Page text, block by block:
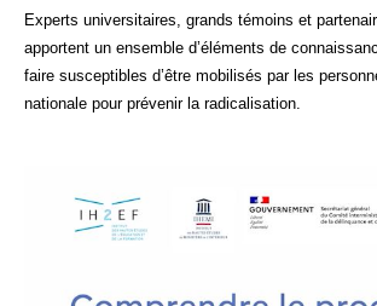
Experts universitaires, grands témoins et
apportent un ensemble d’éléments de
faire susceptibles d’être mobilisés par les
nationale pour prévenir la radicalisation.